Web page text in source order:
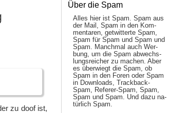
zu doof ist,
Über die Spam
Alles hier ist Spam. Spam aus
der Mail, Spam in den Kom­
men­taren, ge­twit­ter­te Spam,
Spam für Spam und Spam und
Spam. Manch­mal auch Wer­
bung, um die Spam ab­wechs­
lungs­reich­er zu mach­en. Aber
es über­wiegt die Spam, ob
Spam in den Fo­ren oder Spam
in Down­loads, Track­back-
Spam, Re­fe­rer-Spam, Spam,
Spam und Spam. Und da­zu na­
tür­lich Spam.